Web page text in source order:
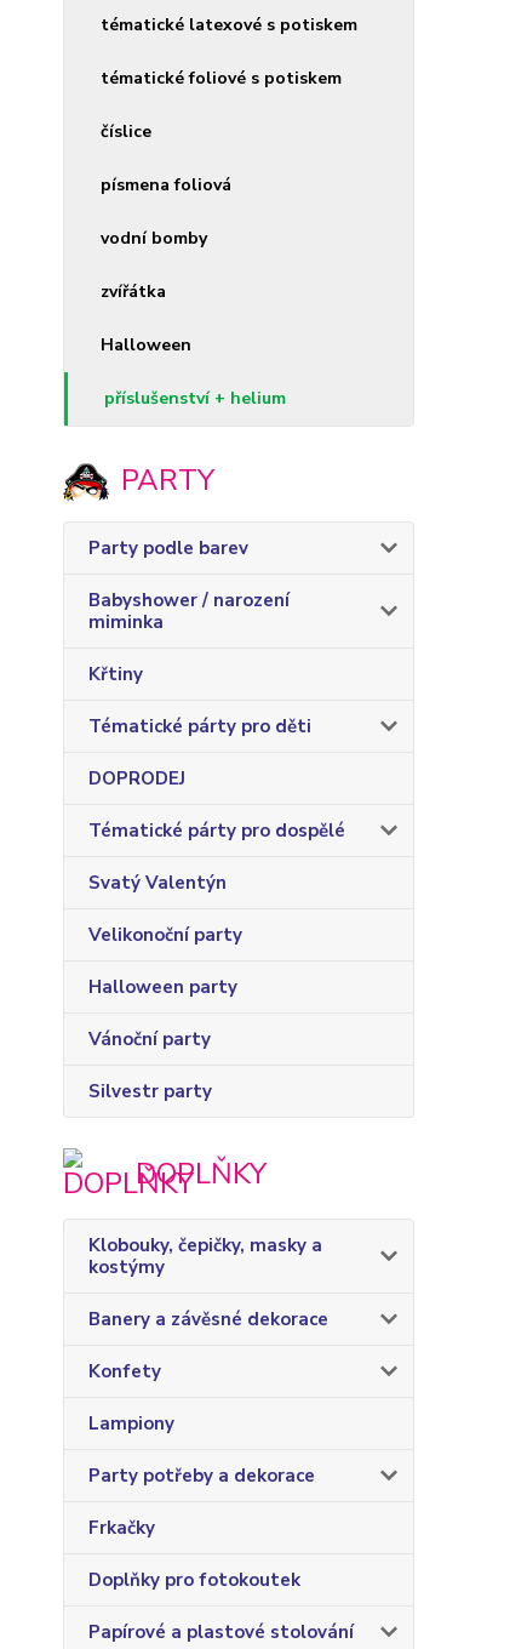
tématické latexové s potiskem
tématické foliové s potiskem
číslice
písmena foliová
vodní bomby
zvířátka
Halloween
příslušenství + helium
PARTY
Party podle barev
Babyshower / narození
miminka
Křtiny
Tématické párty pro děti
DOPRODEJ
Tématické párty pro dospělé
Svatý Valentýn
Velikonoční party
Halloween party
Vánoční party
Silvestr party
DOPLŇKY
Klobouky, čepičky, masky a
kostýmy
Banery a závěsné dekorace
Konfety
Lampiony
Party potřeby a dekorace
Frkačky
Doplňky pro fotokoutek
Papírové a plastové stolování